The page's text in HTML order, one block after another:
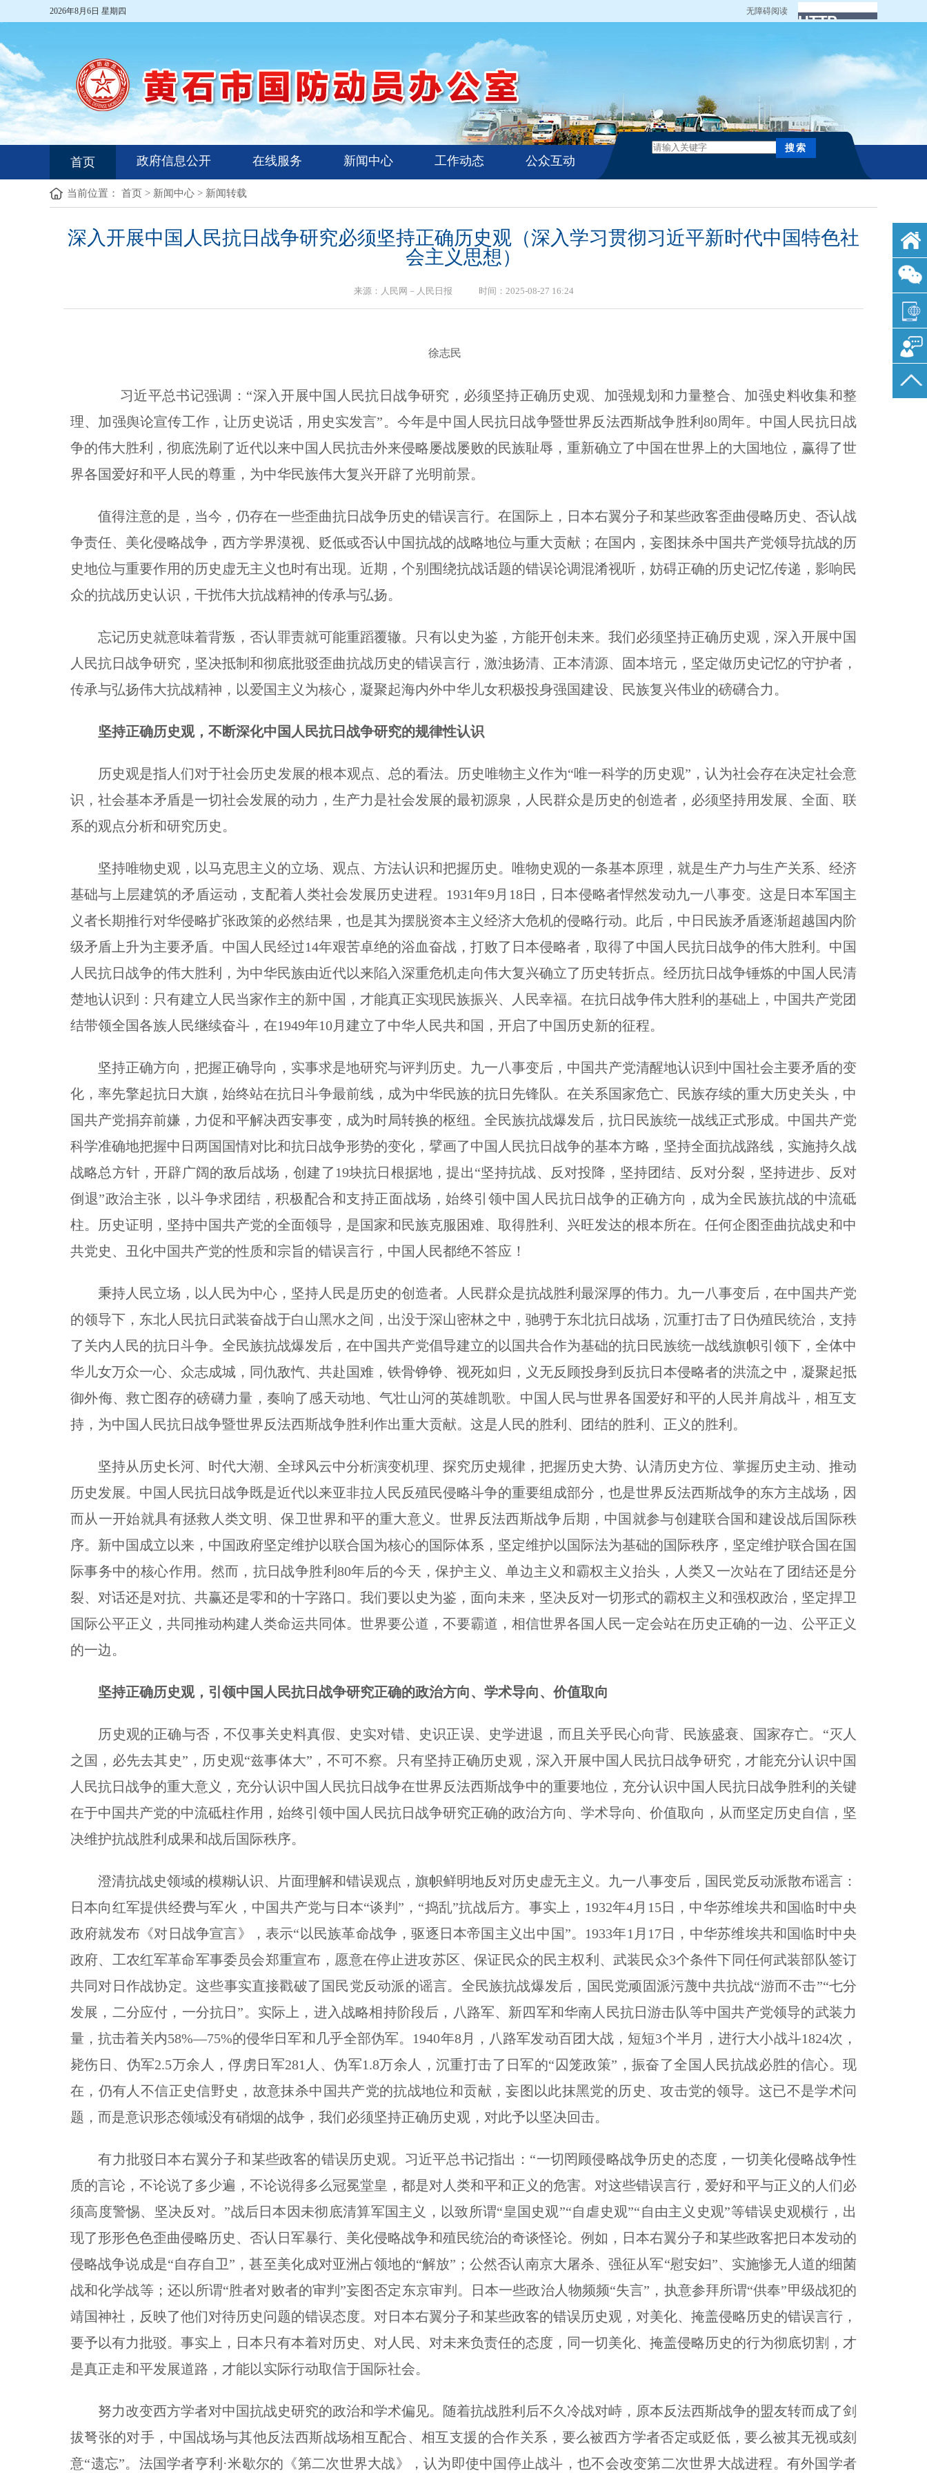
无障碍阅读
2026年8月6日 星期四
首页 政府信息公开 在线服务 新闻中心 工作动态 公众互动
当前位置： 首页 > 新闻中心 > 新闻转载
深入开展中国人民抗日战争研究必须坚持正确历史观（深入学习贯彻习近平新时代中国特色社
会主义思想）
来源：人民网－人民日报 时间：2025-08-27 16:24
徐志民
习近平总书记强调：“深入开展中国人民抗日战争研究，必须坚持正确历史观、加强规划和力量整合、加强史料收集和整
理、加强舆论宣传工作，让历史说话，用史实发言”。今年是中国人民抗日战争暨世界反法西斯战争胜利80周年。中国人民抗日战
争的伟大胜利，彻底洗刷了近代以来中国人民抗击外来侵略屡战屡败的民族耻辱，重新确立了中国在世界上的大国地位，赢得了世
界各国爱好和平人民的尊重，为中华民族伟大复兴开辟了光明前景。
值得注意的是，当今，仍存在一些歪曲抗日战争历史的错误言行。在国际上，日本右翼分子和某些政客歪曲侵略历史、否认战
争责任、美化侵略战争，西方学界漠视、贬低或否认中国抗战的战略地位与重大贡献；在国内，妄图抹杀中国共产党领导抗战的历
史地位与重要作用的历史虚无主义也时有出现。近期，个别围绕抗战话题的错误论调混淆视听，妨碍正确的历史记忆传递，影响民
众的抗战历史认识，干扰伟大抗战精神的传承与弘扬。
忘记历史就意味着背叛，否认罪责就可能重蹈覆辙。只有以史为鉴，方能开创未来。我们必须坚持正确历史观，深入开展中国
人民抗日战争研究，坚决抵制和彻底批驳歪曲抗战历史的错误言行，激浊扬清、正本清源、固本培元，坚定做历史记忆的守护者，
传承与弘扬伟大抗战精神，以爱国主义为核心，凝聚起海内外中华儿女积极投身强国建设、民族复兴伟业的磅礴合力。
坚持正确历史观，不断深化中国人民抗日战争研究的规律性认识
历史观是指人们对于社会历史发展的根本观点、总的看法。历史唯物主义作为“唯一科学的历史观”，认为社会存在决定社会意
识，社会基本矛盾是一切社会发展的动力，生产力是社会发展的最初源泉，人民群众是历史的创造者，必须坚持用发展、全面、联
系的观点分析和研究历史。
坚持唯物史观，以马克思主义的立场、观点、方法认识和把握历史。唯物史观的一条基本原理，就是生产力与生产关系、经济
基础与上层建筑的矛盾运动，支配着人类社会发展历史进程。1931年9月18日，日本侵略者悍然发动九一八事变。这是日本军国主
义者长期推行对华侵略扩张政策的必然结果，也是其为摆脱资本主义经济大危机的侵略行动。此后，中日民族矛盾逐渐超越国内阶
级矛盾上升为主要矛盾。中国人民经过14年艰苦卓绝的浴血奋战，打败了日本侵略者，取得了中国人民抗日战争的伟大胜利。中国
人民抗日战争的伟大胜利，为中华民族由近代以来陷入深重危机走向伟大复兴确立了历史转折点。经历抗日战争锤炼的中国人民清
楚地认识到：只有建立人民当家作主的新中国，才能真正实现民族振兴、人民幸福。在抗日战争伟大胜利的基础上，中国共产党团
结带领全国各族人民继续奋斗，在1949年10月建立了中华人民共和国，开启了中国历史新的征程。
坚持正确方向，把握正确导向，实事求是地研究与评判历史。九一八事变后，中国共产党清醒地认识到中国社会主要矛盾的变
化，率先擎起抗日大旗，始终站在抗日斗争最前线，成为中华民族的抗日先锋队。在关系国家危亡、民族存续的重大历史关头，中
国共产党捐弃前嫌，力促和平解决西安事变，成为时局转换的枢纽。全民族抗战爆发后，抗日民族统一战线正式形成。中国共产党
科学准确地把握中日两国国情对比和抗日战争形势的变化，擘画了中国人民抗日战争的基本方略，坚持全面抗战路线，实施持久战
战略总方针，开辟广阔的敌后战场，创建了19块抗日根据地，提出“坚持抗战、反对投降，坚持团结、反对分裂，坚持进步、反对
倒退”政治主张，以斗争求团结，积极配合和支持正面战场，始终引领中国人民抗日战争的正确方向，成为全民族抗战的中流砥
柱。历史证明，坚持中国共产党的全面领导，是国家和民族克服困难、取得胜利、兴旺发达的根本所在。任何企图歪曲抗战史和中
共党史、丑化中国共产党的性质和宗旨的错误言行，中国人民都绝不答应！
秉持人民立场，以人民为中心，坚持人民是历史的创造者。人民群众是抗战胜利最深厚的伟力。九一八事变后，在中国共产党
的领导下，东北人民抗日武装奋战于白山黑水之间，出没于深山密林之中，驰骋于东北抗日战场，沉重打击了日伪殖民统治，支持
了关内人民的抗日斗争。全民族抗战爆发后，在中国共产党倡导建立的以国共合作为基础的抗日民族统一战线旗帜引领下，全体中
华儿女万众一心、众志成城，同仇敌忾、共赴国难，铁骨铮铮、视死如归，义无反顾投身到反抗日本侵略者的洪流之中，凝聚起抵
御外侮、救亡图存的磅礴力量，奏响了感天动地、气壮山河的英雄凯歌。中国人民与世界各国爱好和平的人民并肩战斗，相互支
持，为中国人民抗日战争暨世界反法西斯战争胜利作出重大贡献。这是人民的胜利、团结的胜利、正义的胜利。
坚持从历史长河、时代大潮、全球风云中分析演变机理、探究历史规律，把握历史大势、认清历史方位、掌握历史主动、推动
历史发展。中国人民抗日战争既是近代以来亚非拉人民反殖民侵略斗争的重要组成部分，也是世界反法西斯战争的东方主战场，因
而从一开始就具有拯救人类文明、保卫世界和平的重大意义。世界反法西斯战争后期，中国就参与创建联合国和建设战后国际秩
序。新中国成立以来，中国政府坚定维护以联合国为核心的国际体系，坚定维护以国际法为基础的国际秩序，坚定维护联合国在国
际事务中的核心作用。然而，抗日战争胜利80年后的今天，保护主义、单边主义和霸权主义抬头，人类又一次站在了团结还是分
裂、对话还是对抗、共赢还是零和的十字路口。我们要以史为鉴，面向未来，坚决反对一切形式的霸权主义和强权政治，坚定捍卫
国际公平正义，共同推动构建人类命运共同体。世界要公道，不要霸道，相信世界各国人民一定会站在历史正确的一边、公平正义
的一边。
坚持正确历史观，引领中国人民抗日战争研究正确的政治方向、学术导向、价值取向
历史观的正确与否，不仅事关史料真假、史实对错、史识正误、史学进退，而且关乎民心向背、民族盛衰、国家存亡。“灭人
之国，必先去其史”，历史观“兹事体大”，不可不察。只有坚持正确历史观，深入开展中国人民抗日战争研究，才能充分认识中国
人民抗日战争的重大意义，充分认识中国人民抗日战争在世界反法西斯战争中的重要地位，充分认识中国人民抗日战争胜利的关键
在于中国共产党的中流砥柱作用，始终引领中国人民抗日战争研究正确的政治方向、学术导向、价值取向，从而坚定历史自信，坚
决维护抗战胜利成果和战后国际秩序。
澄清抗战史领域的模糊认识、片面理解和错误观点，旗帜鲜明地反对历史虚无主义。九一八事变后，国民党反动派散布谣言：
日本向红军提供经费与军火，中国共产党与日本“谈判”，“捣乱”抗战后方。事实上，1932年4月15日，中华苏维埃共和国临时中央
政府就发布《对日战争宣言》，表示“以民族革命战争，驱逐日本帝国主义出中国”。1933年1月17日，中华苏维埃共和国临时中央
政府、工农红军革命军事委员会郑重宣布，愿意在停止进攻苏区、保证民众的民主权利、武装民众3个条件下同任何武装部队签订
共同对日作战协定。这些事实直接戳破了国民党反动派的谣言。全民族抗战爆发后，国民党顽固派污蔑中共抗战“游而不击”“七分
发展，二分应付，一分抗日”。实际上，进入战略相持阶段后，八路军、新四军和华南人民抗日游击队等中国共产党领导的武装力
量，抗击着关内58%—75%的侵华日军和几乎全部伪军。1940年8月，八路军发动百团大战，短短3个半月，进行大小战斗1824次，
毙伤日、伪军2.5万余人，俘虏日军281人、伪军1.8万余人，沉重打击了日军的“囚笼政策”，振奋了全国人民抗战必胜的信心。现
在，仍有人不信正史信野史，故意抹杀中国共产党的抗战地位和贡献，妄图以此抹黑党的历史、攻击党的领导。这已不是学术问
题，而是意识形态领域没有硝烟的战争，我们必须坚持正确历史观，对此予以坚决回击。
有力批驳日本右翼分子和某些政客的错误历史观。习近平总书记指出：“一切罔顾侵略战争历史的态度，一切美化侵略战争性
质的言论，不论说了多少遍，不论说得多么冠冕堂皇，都是对人类和平和正义的危害。对这些错误言行，爱好和平与正义的人们必
须高度警惕、坚决反对。”战后日本因未彻底清算军国主义，以致所谓“皇国史观”“自虐史观”“自由主义史观”等错误史观横行，出
现了形形色色歪曲侵略历史、否认日军暴行、美化侵略战争和殖民统治的奇谈怪论。例如，日本右翼分子和某些政客把日本发动的
侵略战争说成是“自存自卫”，甚至美化成对亚洲占领地的“解放”；公然否认南京大屠杀、强征从军“慰安妇”、实施惨无人道的细菌
战和化学战等；还以所谓“胜者对败者的审判”妄图否定东京审判。日本一些政治人物频频“失言”，执意参拜所谓“供奉”甲级战犯的
靖国神社，反映了他们对待历史问题的错误态度。对日本右翼分子和某些政客的错误历史观，对美化、掩盖侵略历史的错误言行，
要予以有力批驳。事实上，日本只有本着对历史、对人民、对未来负责任的态度，同一切美化、掩盖侵略历史的行为彻底切割，才
是真正走和平发展道路，才能以实际行动取信于国际社会。
努力改变西方学者对中国抗战史研究的政治和学术偏见。随着抗战胜利后不久冷战对峙，原本反法西斯战争的盟友转而成了剑
拔弩张的对手，中国战场与其他反法西斯战场相互配合、相互支援的合作关系，要么被西方学者否定或贬低，要么被其无视或刻
意“遗忘”。法国学者亨利·米歇尔的《第二次世界大战》，认为即使中国停止战斗，也不会改变第二次世界大战进程。有外国学者